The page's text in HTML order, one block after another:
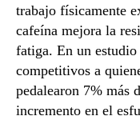
trabajo físicamente
cafeína mejora la
fatiga. En un
competitivos a
pedalearon 7% más
incremento en el